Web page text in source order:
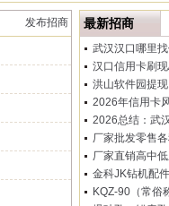
发布招商 最新招商
武汉汉口哪里
汉口信用卡刷
洪山软件园提
2026年信用卡
2026总结：武
厂家批发零售
厂家直销高中
金科JK钻机配
KQZ-90（常俗